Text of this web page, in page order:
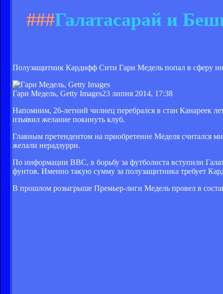
###Галатасарай и
Полузащитник Кардифф Сити Гари Медель попал в сферу
Гари Медель, Getty Images23 липня 2014, 17:38
Напомним, 26-летний чилиец перебрался в стан Канареек
изъявил желание покинуть клуб.
Главным претендентом на приобретение Меделя считался
желали нерадзурри.
По информации BBC, в борьбу за футболиста вступили
фунтов. Именно такую сумму за полузащитника требует
В прошлом розыгрыше Премьер-лиги Медель провел в